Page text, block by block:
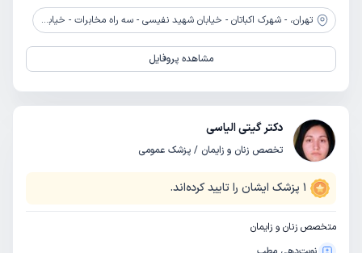
تهران، - شهرک اکباتان - خیابان شهید نفیسی - سه راه مخابرات - خیابان شهید عظیمی - پلاک 56 - طبقه اول
مشاهده پروفایل
دکتر گیتی الیاسی
تخصص زنان و زایمان / پزشک عمومی
1 پزشک ایشان را تایید کرده‌اند.
متخصص زنان و زایمان